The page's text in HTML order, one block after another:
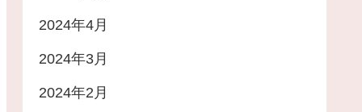
2024年4月
2024年3月
2024年2月